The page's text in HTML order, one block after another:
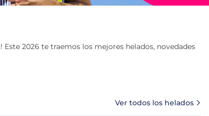
2026 te traemos los mejores helados, novedades
Ver todos los helados